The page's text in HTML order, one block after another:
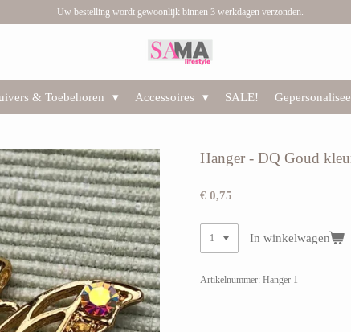
Uw bestelling wordt gewoonlijk binnen 3 werkdagen verzonden.
& Toebehoren Accessoires SALE!
Hanger - DQ Goud
€ 0,75
In winkelwagen
Artikelnummer: Hanger 1